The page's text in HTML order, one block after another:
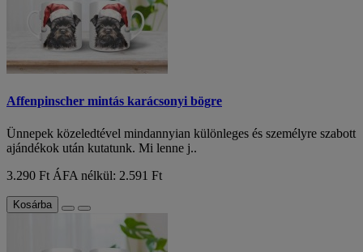
Affenpinscher mintás karácsonyi bögre
Ünnepek közeledtével mindannyian különleges és személyre szabott
ajándékok után kutatunk. Mi lenne j..
3.290 Ft ÁFA nélkül: 2.591 Ft
Kosárba